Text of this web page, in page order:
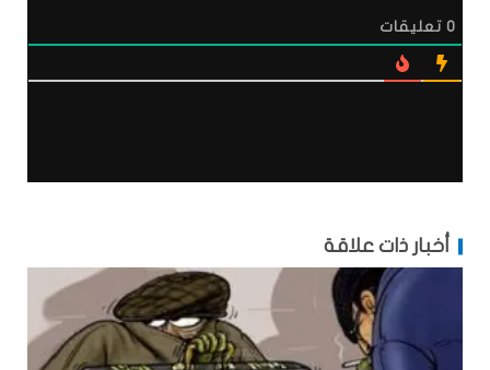
0 تعليقات
أخبار ذات علاقة